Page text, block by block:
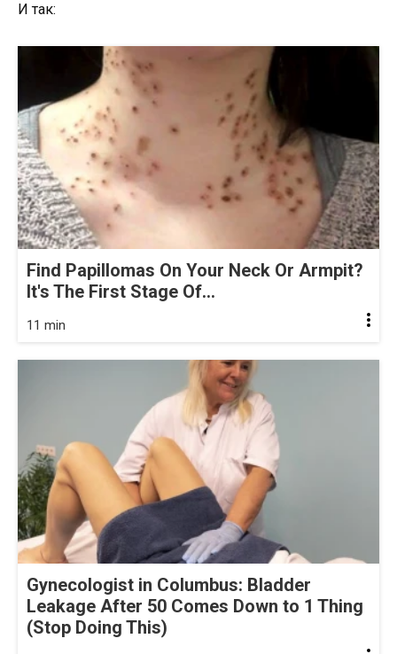
И так:
Find Papillomas On Your Neck Or Armpit?
It's The First Stage Of...
11 min
Gynecologist in Columbus: Bladder
Leakage After 50 Comes Down to 1 Thing
(Stop Doing This)